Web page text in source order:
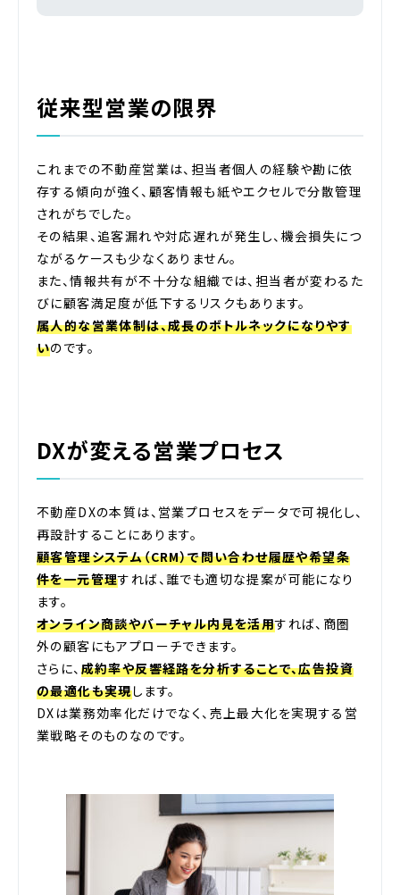
従来型営業の限界
これまでの不動産営業は、担当者個人の経験や勘に依
存する傾向が強く、顧客情報も紙やエクセルで分散管理
されがちでした。
その結果、追客漏れや対応遅れが発生し、機会損失につ
ながるケースも少なくありません。
また、情報共有が不十分な組織では、担当者が変わるた
びに顧客満足度が低下するリスクもあります。
属人的な営業体制は、成長のボトルネックになりやす
いのです。
DXが変える営業プロセス
不動産DXの本質は、営業プロセスをデータで可視化し、
再設計することにあります。
顧客管理システム（CRM）で問い合わせ履歴や希望条
件を一元管理すれば、誰でも適切な提案が可能になり
ます。
オンライン商談やバーチャル内見を活用すれば、商圏
外の顧客にもアプローチできます。
さらに、 成約率や反響経路を分析することで、広告投資
の最適化も実現します。
DXは業務効率化だけでなく、売上最大化を実現する営
業戦略そのものなのです。